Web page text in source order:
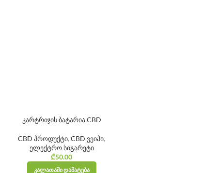
კარტრიჯის ბატარია CBD
CBD პროდუქტი, CBD ვეიპი,
ელექტრო სიგარეტი
₾50.00
ᲙᲐᲚᲐᲗᲐᲨᲘ ᲓᲐᲛᲐᲢᲔᲑᲐ